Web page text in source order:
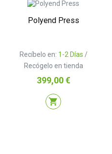
Polyend Press
Recíbelo en: 1-2 Días /
Recógelo en tienda
Precio
399,00 €
shopping_cart